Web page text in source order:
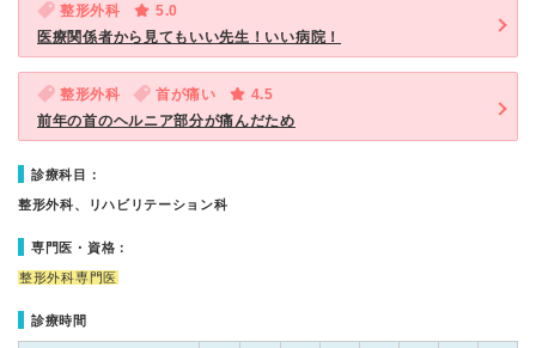
整形外科
5.0
医療関係者から見てもいい先生！いい病院！
整形外科 首が痛い
4.5
前年の首のヘルニア部分が痛んだため
診療科目：
整形外科、リハビリテーション科
専門医・資格：
整形外科専門医
診療時間